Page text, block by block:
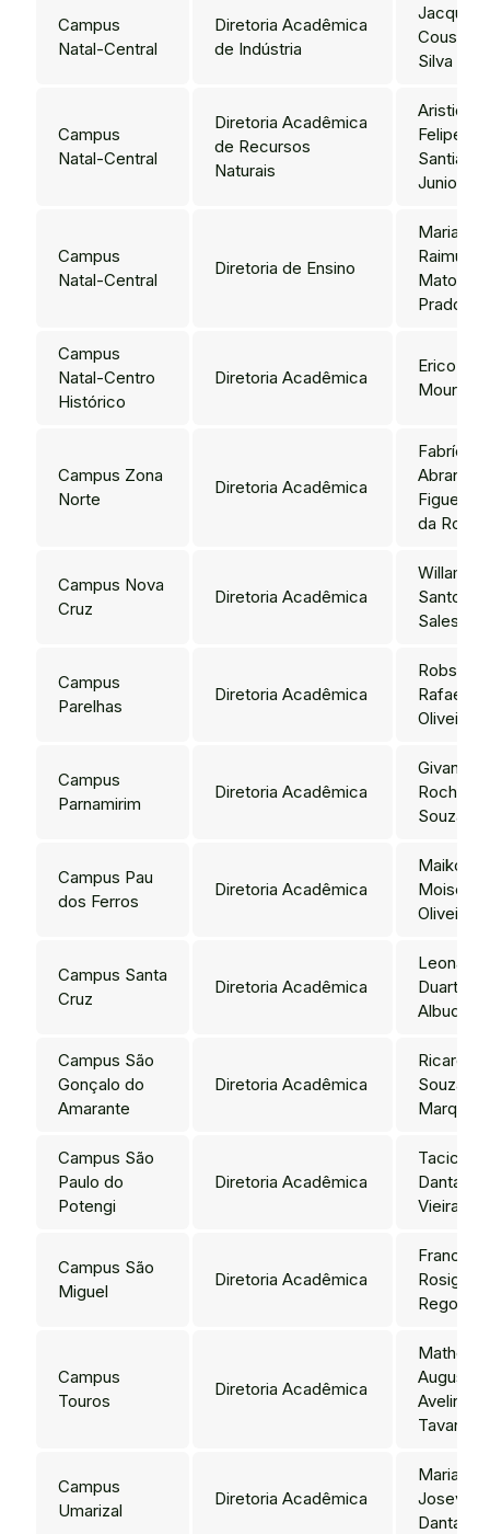
Campus
Natal-Central
Diretoria Acadêmica
de Indústria
Jacques
Silva
Campus
Natal-Central
Diretoria Acadêmica
de Recursos
Naturais
Aristides
Felipe
Santiago
Junior
Campus
Natal-Central
Diretoria de Ensino
Maria
Raimunda
Matos
Prado
Campus
Natal-Centro
Histórico
Diretoria Acadêmica
Erico de
Moura
Campus Zona
Norte
Diretoria Acadêmica
Fabrícia
Abrantes
da Rocha
Campus Nova
Cruz
Diretoria Acadêmica
Willame
Santos
Sales
Campus
Parelhas
Diretoria Acadêmica
Robson
Rafael de
Oliveira
Campus
Parnamirim
Diretoria Acadêmica
Givanaldo
Rocha de
Souza
Campus Pau
dos Ferros
Diretoria Acadêmica
Maikon
Moises
Oliveira
Campus Santa
Cruz
Diretoria Acadêmica
Leonardo
Duarte
Campus São
Gonçalo do
Amarante
Diretoria Acadêmica
Ricardo
Souza
Marques
Campus São
Paulo do
Potengi
Diretoria Acadêmica
Dantas
Vieira
Campus São
Miguel
Diretoria Acadêmica
Rosiglei
Rego
Campus
Touros
Diretoria Acadêmica
Matheus
Augusto
Avelino
Tavares
Campus
Umarizal
Diretoria Acadêmica
Maria
Dantas